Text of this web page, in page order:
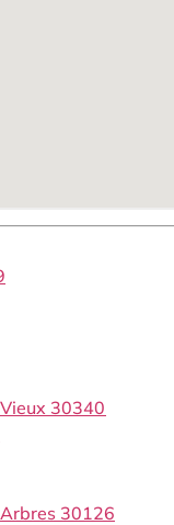
30340
30126